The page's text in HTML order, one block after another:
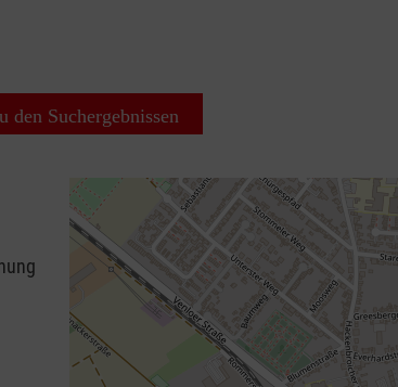
den Suchergebnissen